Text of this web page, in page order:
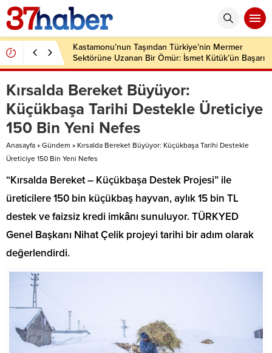
Kastamonu’nun Taşından Türkiye’nin Mermer
Sektörüne Uzanan Bir Ömür: İsmet Kütük’ün Başarı
Hikâyesi
Kırsalda Bereket Büyüyor:
Küçükbaşa Tarihi Destekle Üreticiye
150 Bin Yeni Nefes
Anasayfa » Gündem » Kırsalda Bereket Büyüyor: Küçükbaşa Tarihi Destekle
Üreticiye 150 Bin Yeni Nefes
“Kırsalda Bereket – Küçükbaşa Destek Projesi” ile
üreticilere 150 bin küçükbaş hayvan, aylık 15 bin TL
destek ve faizsiz kredi imkânı sunuluyor. TÜRKYED
Genel Başkanı Nihat Çelik projeyi tarihi bir adım olarak
değerlendirdi.